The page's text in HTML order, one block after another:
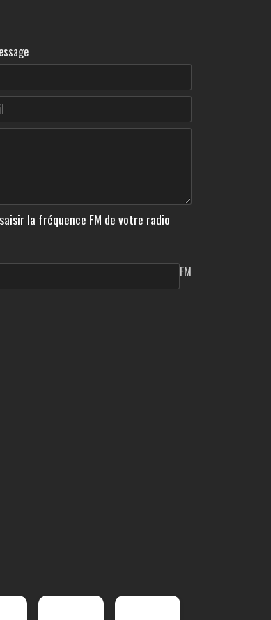
la fréquence FM de votre radio
FM